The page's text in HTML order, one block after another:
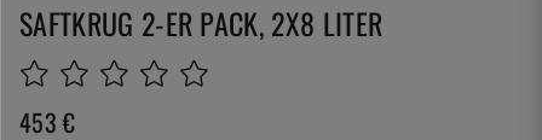
SAFTKRUG 2-ER PACK, 2X8 LITER
453 €